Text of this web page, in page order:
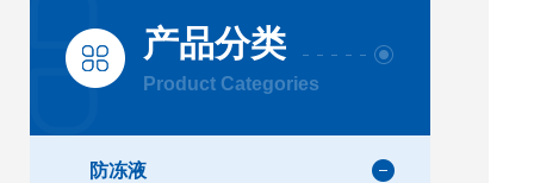
产品分类
Product Categories
防冻液